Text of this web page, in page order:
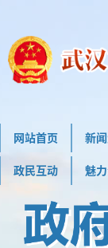
网站首页 新
政民互动 魅